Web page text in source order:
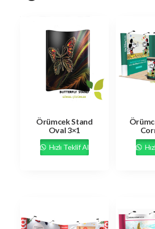
Örümcek Stand
Oval 3×1
Hızlı Teklif Al